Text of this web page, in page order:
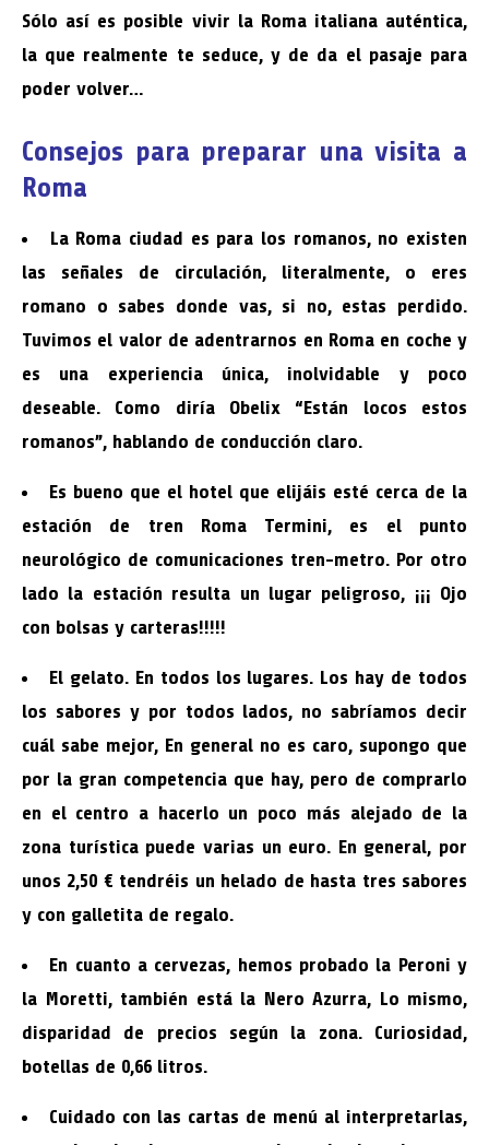
Sólo así es posible vivir la Roma italiana auténtica,
la que realmente te seduce, y de da el pasaje para
poder volver…
Consejos para preparar una visita a
Roma
La Roma ciudad es para los romanos, no existen
las señales de circulación, literalmente, o eres
romano o sabes donde vas, si no, estas perdido.
Tuvimos el valor de adentrarnos en Roma en coche y
es una experiencia única, inolvidable y poco
deseable. Como diría Obelix “Están locos estos
romanos”, hablando de conducción claro.
Es bueno que el hotel que elijáis esté cerca de la
estación de tren Roma Termini, es el punto
neurológico de comunicaciones tren-metro. Por otro
lado la estación resulta un lugar peligroso, ¡¡¡ Ojo
con bolsas y carteras!!!!!
El gelato. En todos los lugares. Los hay de todos
los sabores y por todos lados, no sabríamos decir
cuál sabe mejor, En general no es caro, supongo que
por la gran competencia que hay, pero de comprarlo
en el centro a hacerlo un poco más alejado de la
zona turística puede varias un euro. En general, por
unos 2,50 € tendréis un helado de hasta tres sabores
y con galletita de regalo.
En cuanto a cervezas, hemos probado la Peroni y
la Moretti, también está la Nero Azurra, Lo mismo,
disparidad de precios según la zona. Curiosidad,
botellas de 0,66 litros.
Cuidado con las cartas de menú al interpretarlas,